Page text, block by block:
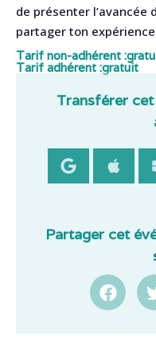
de présenter
partager ton
Tarif non-adhérent :
Tarif adhérent :gratuit
Transférer
Partager cet